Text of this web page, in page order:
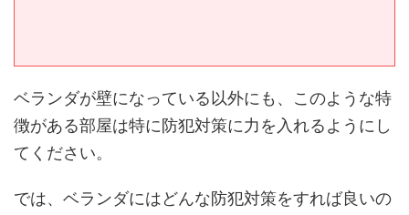
ベランダが壁になっている以外にも、このような特
徴がある部屋は特に防犯対策に力を入れるようにし
てください。
では、ベランダにはどんな防犯対策をすれば良いの